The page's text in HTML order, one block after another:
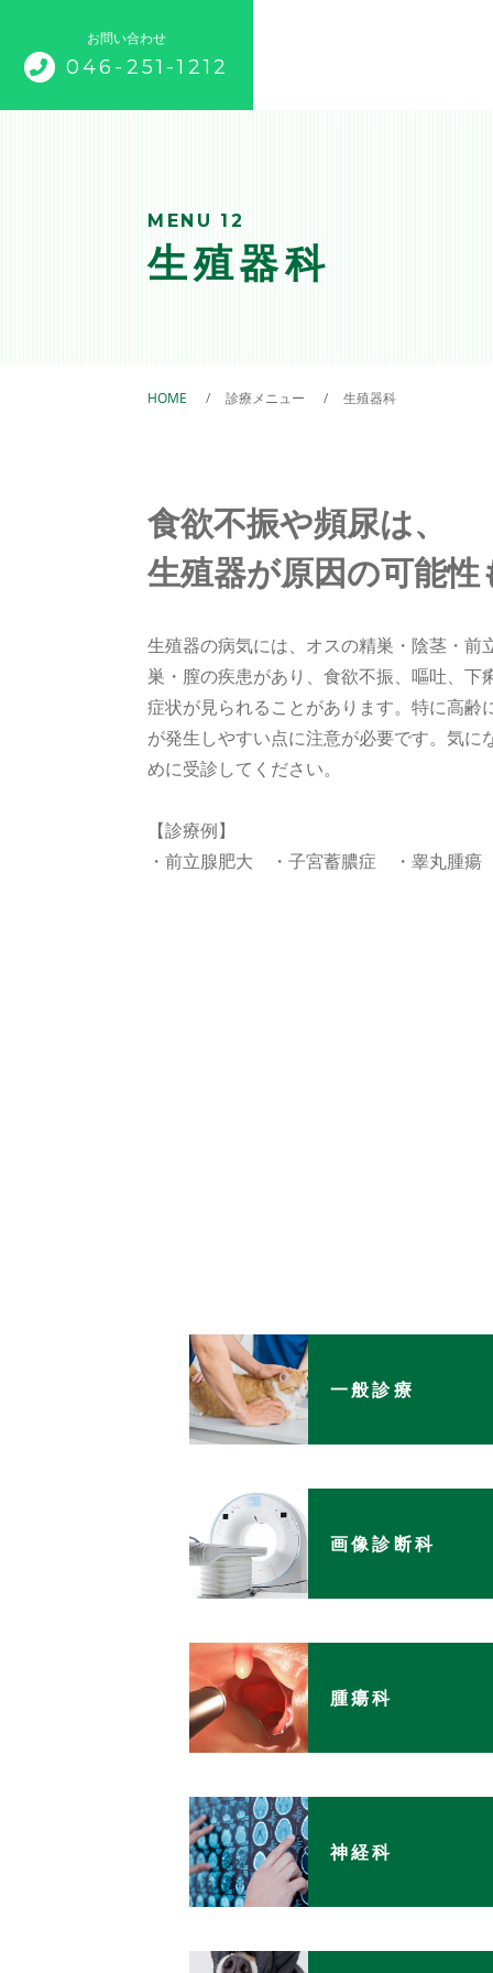
お問い合わせ
046-251-1212
トップページ
診療メニュー
コミュニティ・アニマルホスピ
呼吸器科
腫瘍科
消化器科
整形外科
神経科
腎泌尿器科
皮膚科
お知らせ
MENU 12
生殖器科
HOME 診療メニュー 生殖器科
食欲不振や頻尿は、
生殖器が原因の可能性
生殖器の病気には、オスの精巣・陰茎・前
巣・膣の疾患があり、食欲不振、嘔吐、下
症状が見られることがあります。特に高齢
が発生しやすい点に注意が必要です。気に
めに受診してください。
【診療例】
・前立腺肥大 ・子宮蓄膿症 ・睾丸腫
一般診療
画像診断科
腫瘍科
神経科